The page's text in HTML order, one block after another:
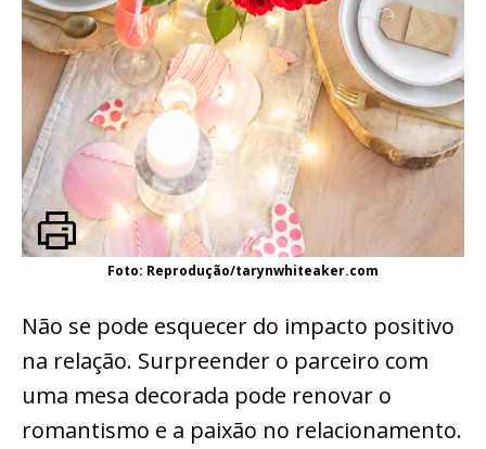
Foto: Reprodução/tarynwhiteaker.com
Não se pode esquecer do impacto positivo
na relação. Surpreender o parceiro com
uma mesa decorada pode renovar o
romantismo e a paixão no relacionamento.